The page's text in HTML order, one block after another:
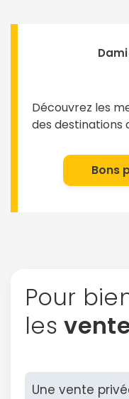
Découvrez les
des destinations
Bons
Pour
les
Une vente